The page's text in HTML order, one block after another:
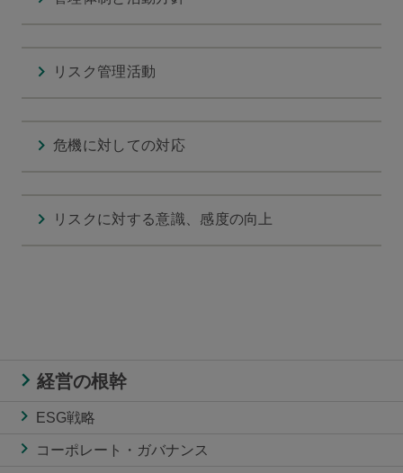
リスク管理活動
危機に対しての対応
リスクに対する意識、感度の向上
経営の根幹
ESG戦略
コーポレート・ガバナンス